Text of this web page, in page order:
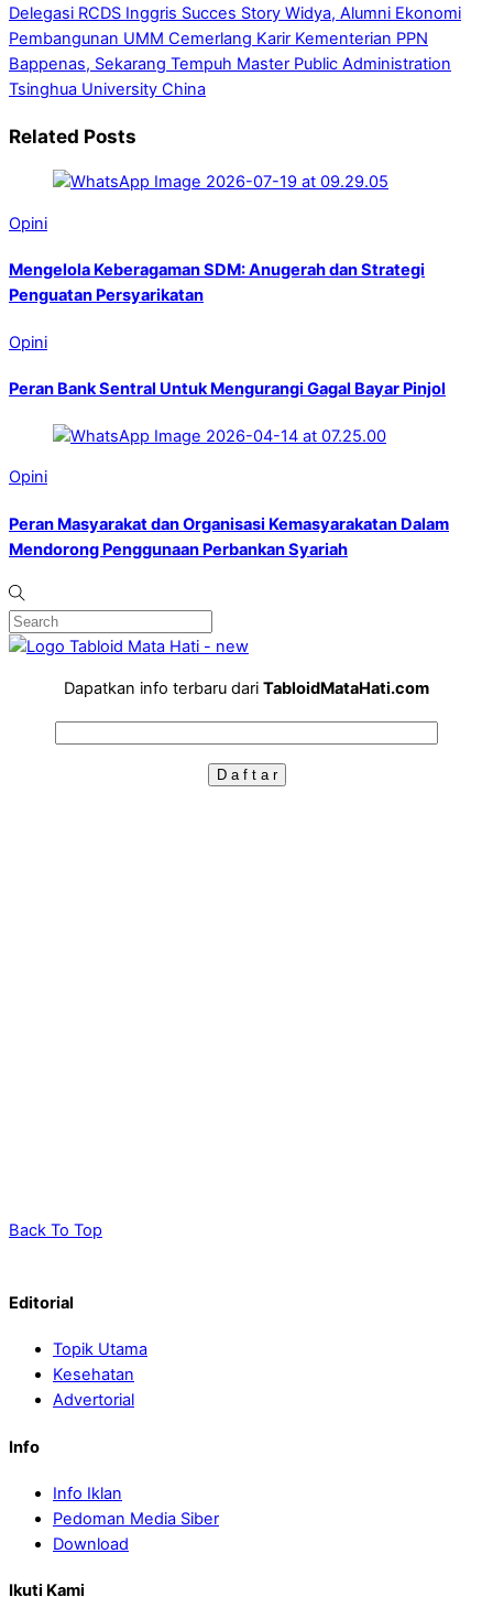
Delegasi RCDS Inggris Succes Story Widya, Alumni Ekonomi
Pembangunan UMM Cemerlang Karir Kementerian PPN
Bappenas, Sekarang Tempuh Master Public Administration
Tsinghua University China
Related Posts
Opini
Mengelola Keberagaman SDM: Anugerah dan Strategi
Penguatan Persyarikatan
Opini
Peran Bank Sentral Untuk Mengurangi Gagal Bayar Pinjol
Opini
Peran Masyarakat dan Organisasi Kemasyarakatan Dalam
Mendorong Penggunaan Perbankan Syariah
Dapatkan info terbaru dari TabloidMataHati.com
Back To Top
Editorial
Topik Utama
Kesehatan
Advertorial
Info
Info Iklan
Pedoman Media Siber
Download
Ikuti Kami